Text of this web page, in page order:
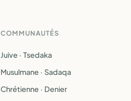
COMMUNAUTÉS
Juive · Tsedaka
Musulmane · Sadaqa
Chrétienne · Denier